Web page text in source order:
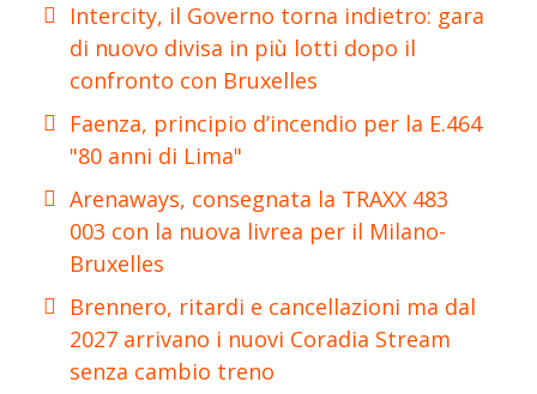
Intercity, il Governo torna indietro: gara
di nuovo divisa in più lotti dopo il
confronto con Bruxelles
Faenza, principio d’incendio per la E.464
"80 anni di Lima"
Arenaways, consegnata la TRAXX 483
003 con la nuova livrea per il Milano-
Bruxelles
Brennero, ritardi e cancellazioni ma dal
2027 arrivano i nuovi Coradia Stream
senza cambio treno